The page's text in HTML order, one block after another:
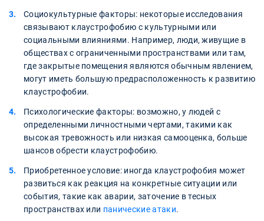
Социокультурные факторы: некоторые исследования
связывают клаустрофобию с культурными или
социальными влияниями. Например, люди, живущие в
обществах с ограниченными пространствами или там,
где закрытые помещения являются обычным явлением,
могут иметь большую предрасположенность к развитию
клаустрофобии.
Психологические факторы: возможно, у людей с
определенными личностными чертами, такими как
высокая тревожность или низкая самооценка, больше
шансов обрести клаустрофобию.
Приобретенное условие: иногда клаустрофобия может
развиться как реакция на конкретные ситуации или
события, такие как аварии, заточение в тесных
пространствах или панические атаки.